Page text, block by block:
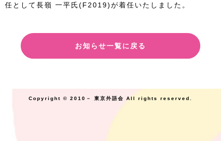
任として長嶺 一平氏(F2019)が着任いたしました。
お知らせ一覧に戻る
Copyright © 2010－ 東京外語会 All rights reserved.